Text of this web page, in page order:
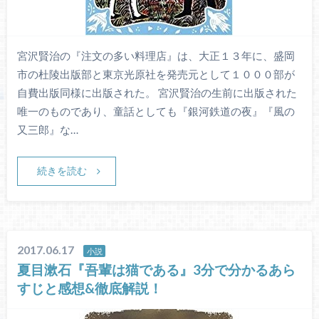
宮沢賢治の『注文の多い料理店』は、大正１３年に、盛岡
市の杜陵出版部と東京光原社を発売元として１０００部が
自費出版同様に出版された。 宮沢賢治の生前に出版された
唯一のものであり、童話としても『銀河鉄道の夜』『風の
又三郎』な…
続きを読む
2017.06.17 小説
夏目漱石『吾輩は猫である』3分で分かるあら
すじと感想&徹底解説！